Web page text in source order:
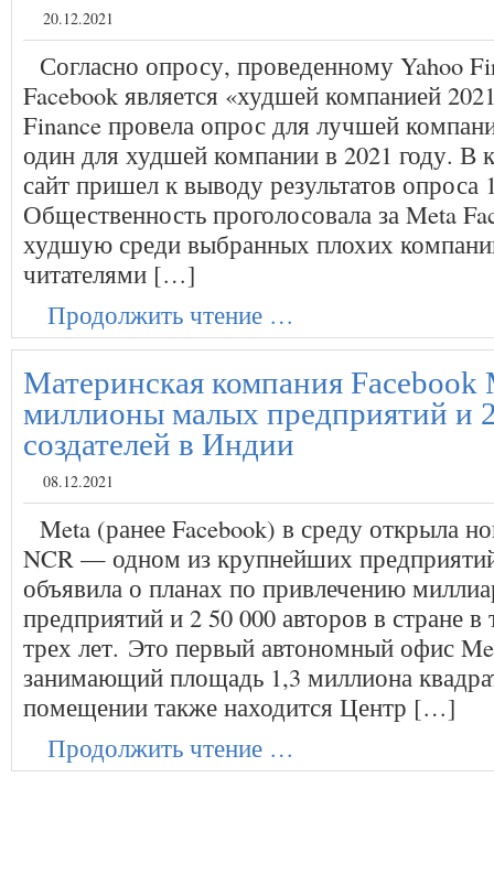
20.12.2021
Согласно опросу, проведенному Yahoo
Facebook является «худшей компанией
Finance провела опрос для лучшей
один для худшей компании в 2021 году. В
сайт пришел к выводу результатов опроса
Общественность проголосовала за Meta
худшую среди выбранных плохих
читателями […]
Продолжить чтение …
Материнская компания Facebook
миллионы малых предприятий и
создателей в Индии
08.12.2021
Meta (ранее Facebook) в среду открыла
NCR — одном из крупнейших
объявила о планах по привлечению
предприятий и 2 50 000 авторов в стране
трех лет. Это первый автономный офис
занимающий площадь 1,3 миллиона
помещении также находится Центр […]
Продолжить чтение …